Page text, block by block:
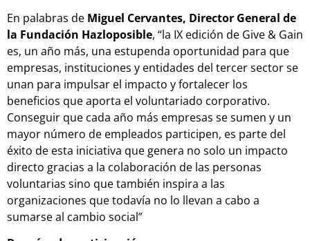
En palabras de Miguel Cervantes, Director General de
la Fundación Hazloposible, “la IX edición de Give & Gain
es, un año más, una estupenda oportunidad para que
empresas, instituciones y entidades del tercer sector se
unan para impulsar el impacto y fortalecer los
beneficios que aporta el voluntariado corporativo.
Conseguir que cada año más empresas se sumen y un
mayor número de empleados participen, es parte del
éxito de esta iniciativa que genera no solo un impacto
directo gracias a la colaboración de las personas
voluntarias sino que también inspira a las
organizaciones que todavía no lo llevan a cabo a
sumarse al cambio social”